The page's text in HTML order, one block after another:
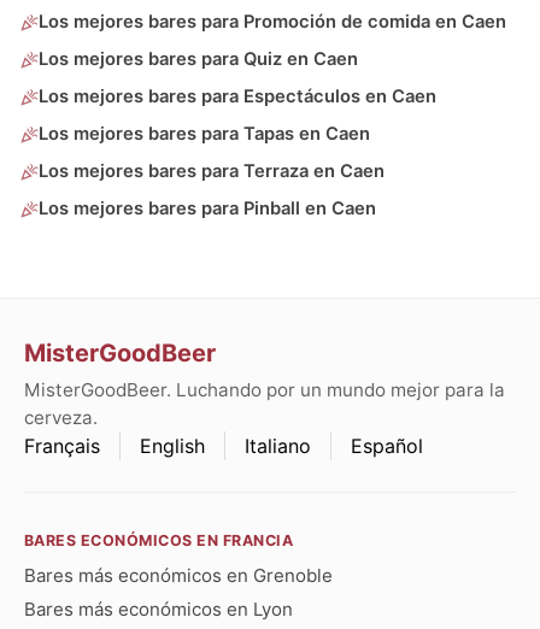
Los mejores bares para Promoción de comida en Caen
Los mejores bares para Quiz en Caen
Los mejores bares para Espectáculos en Caen
Los mejores bares para Tapas en Caen
Los mejores bares para Terraza en Caen
Los mejores bares para Pinball en Caen
MisterGoodBeer
MisterGoodBeer. Luchando por un mundo mejor para la
cerveza.
Français English Italiano Español
BARES ECONÓMICOS EN FRANCIA
Bares más económicos en Grenoble
Bares más económicos en Lyon